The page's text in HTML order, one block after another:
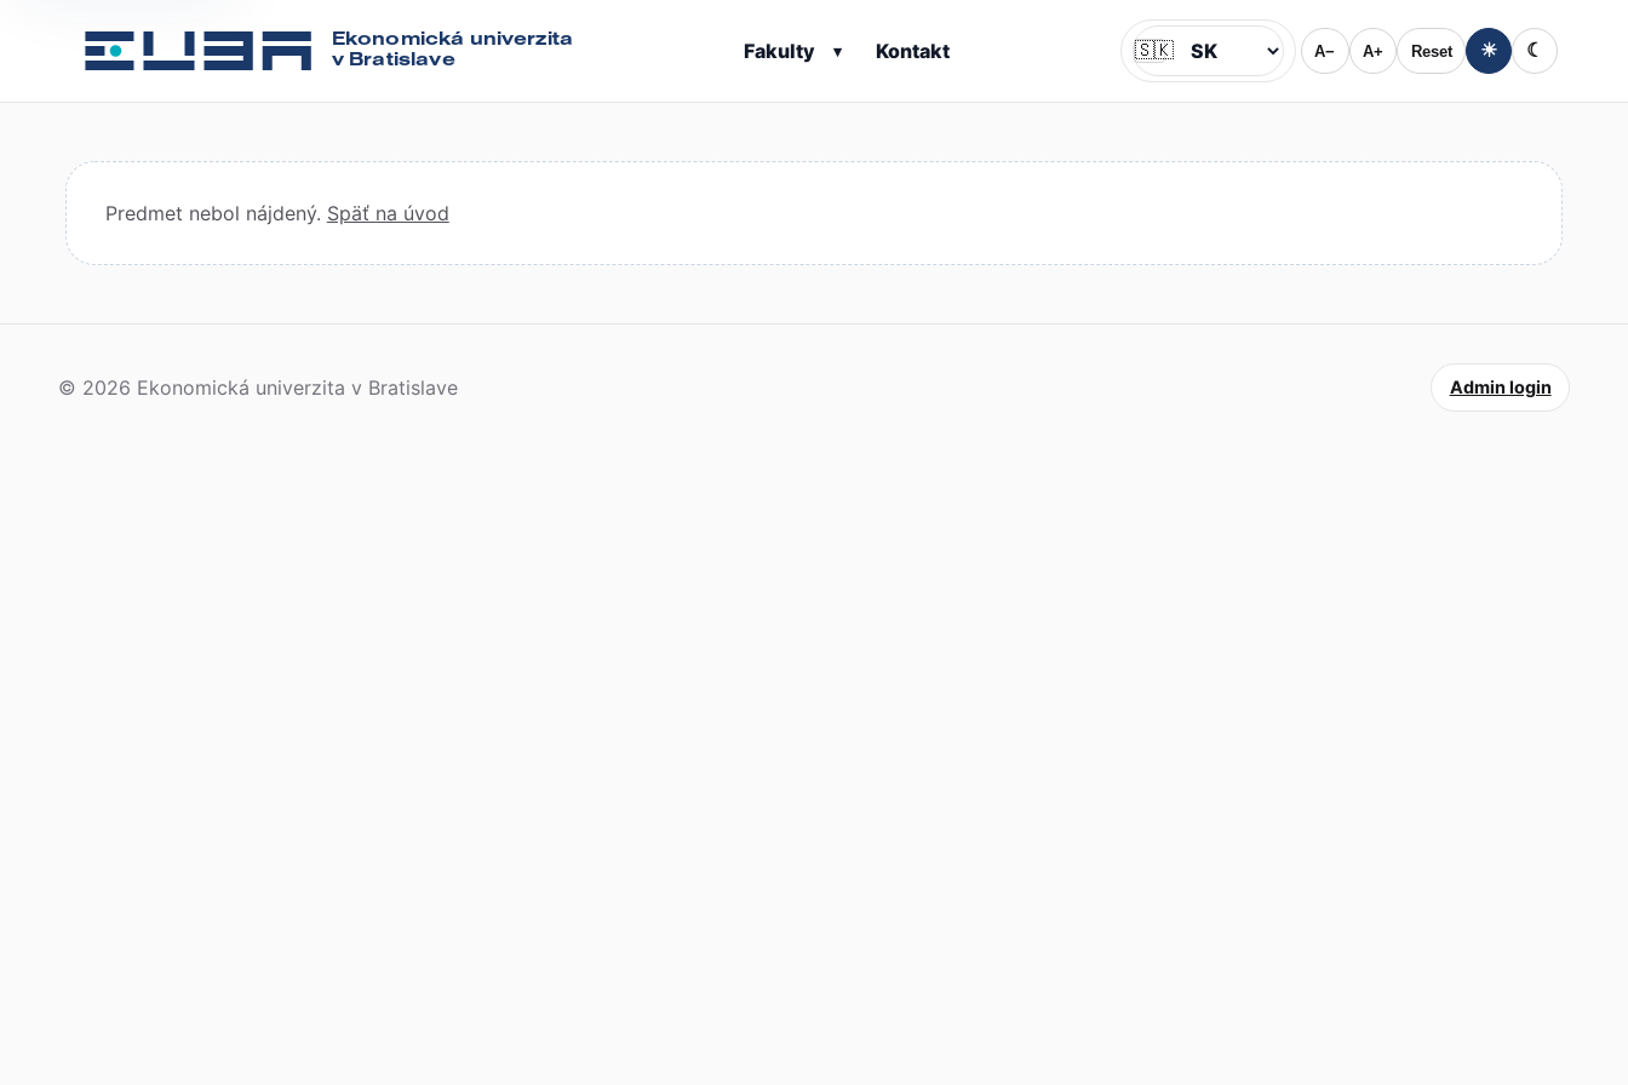
Ekonomická univerzita
v Bratislave
Fakulty ▾ Kontakt Jazyk
🇸🇰 A− A+ Reset ☀ ☾
Predmet nebol nájdený. Späť na úvod
© 2026 Ekonomická univerzita v Bratislave Admin login